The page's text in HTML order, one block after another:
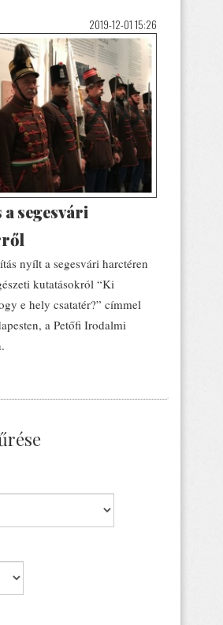
2019-12-01 15:26
segesvári
nyílt a segesvári harctéren
kutatásokról “Ki
e hely csatatér?” címmel
a Petőfi Irodalmi